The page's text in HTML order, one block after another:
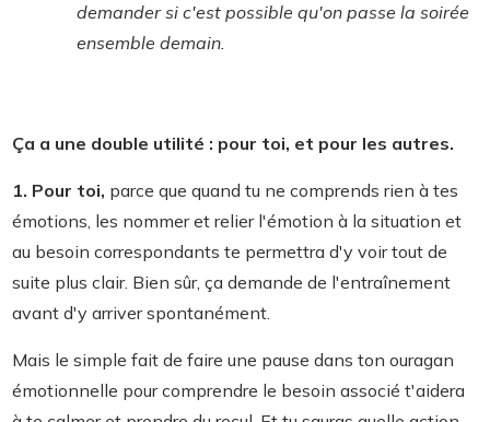
demander si c'est possible qu'on passe la soirée
ensemble demain.
Ça a une double utilité : pour toi, et pour les autres.
1. Pour toi, parce que quand tu ne comprends rien à tes
émotions, les nommer et relier l'émotion à la situation et
au besoin correspondants te permettra d'y voir tout de
suite plus clair. Bien sûr, ça demande de l'entraînement
avant d'y arriver spontanément.
Mais le simple fait de faire une pause dans ton ouragan
émotionnelle pour comprendre le besoin associé t'aidera